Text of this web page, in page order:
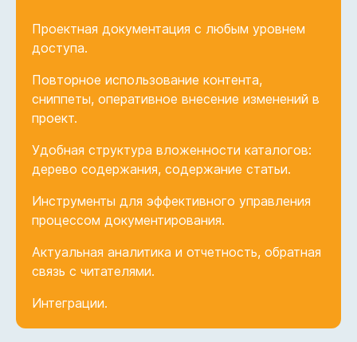
Проектная документация с любым уровнем
доступа.
Повторное использование контента,
сниппеты, оперативное внесение изменений в
проект.
Удобная структура вложенности каталогов:
дерево содержания, содержание статьи.
Инструменты для эффективного управления
процессом документирования.
Актуальная аналитика и отчетность, обратная
связь с читателями.
Интеграции.